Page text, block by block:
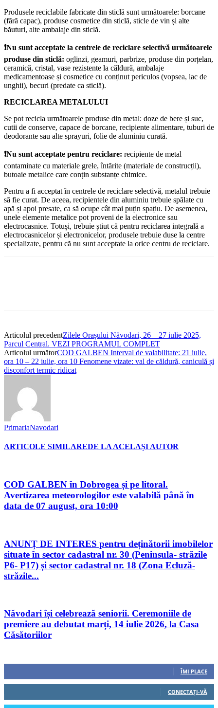
Produsele reciclabile fabricate din sticlă sunt următoarele: borcane
(fără capac), produse cosmetice din sticlă, sticle de vin și alte
băuturi, alte ambalaje din sticlă.
❗Nu sunt acceptate la centrele de reciclare selectivă următoarele
produse din sticlă: oglinzi, geamuri, parbrize, produse din porțelan,
ceramică, cristal, vase rezistente la căldură, ambalaje
medicamentoase și cosmetice cu conținut periculos (vopsea, lac de
unghii), becuri (predate ca sticlă).
RECICLAREA METALULUI
Se pot recicla următoarele produse din metal: doze de bere și suc,
cutii de conserve, capace de borcane, recipiente alimentare, tuburi de
deodorante sau alte sprayuri, folie de aluminiu curată.
❗Nu sunt acceptate pentru reciclare: recipiente de metal
contaminate cu materiale grele, întărite (materiale de construcții),
butoaie metalice care conțin substanțe chimice.
Pentru a fi acceptat în centrele de reciclare selectivă, metalul trebuie
să fie curat. De aceea, recipientele din aluminiu trebuie spălate cu
apă și apoi presate, ca să ocupe cât mai puțin spațiu. De asemenea,
unele elemente metalice pot proveni de la electronice sau
electrocasnice. Totuși, trebuie știut că pentru reciclarea integrală a
electrocasnicelor și electronicelor, produsele trebuie duse la centre
specializate, pentru că nu sunt acceptate la orice centru de reciclare.
Articolul precedentZilele Orașului Năvodari, 26 – 27 iulie 2025,
Parcul Central. VEZI PROGRAMUL COMPLET
Articolul următorCOD GALBEN Interval de valabilitate: 21 iulie,
ora 10 – 22 iulie, ora 10 Fenomene vizate: val de căldură, caniculă și
disconfort termic ridicat
PrimariaNavodari
ARTICOLE SIMILAREDE LA ACELAȘI AUTOR
COD GALBEN în Dobrogea și pe litoral.
Avertizarea meteorologilor este valabilă până în
data de 07 august, ora 10:00
ANUNȚ DE INTERES pentru deținătorii imobilelor
situate în sector cadastral nr. 30 (Peninsula- străzile
P6- P17) și sector cadastral nr. 18 (Zona Ecluză-
străzile...
Năvodari își celebrează seniorii. Ceremoniile de
premiere au debutat marți, 14 iulie 2026, la Casa
Căsătoriilor
ÎMI PLACE
CONECTAȚI-VĂ